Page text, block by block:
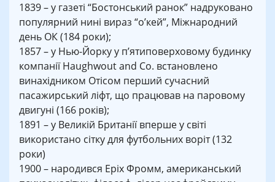
1839 – у газеті “Бостонський ранок” надруковано
популярний нині вираз “о’кей”, Міжнародний
день ОК (184 роки);
1857 – у Нью-Йорку у п’ятиповерховому будинку
компанії Haughwout and Co. встановлено
винахідником Отісом перший сучасний
пасажирський ліфт, що працював на паровому
двигуні (166 років);
1891 – у Великій Британії вперше у світі
використано сітку для футбольних воріт (132
роки)
1900 – народився Еріх Фромм, американський